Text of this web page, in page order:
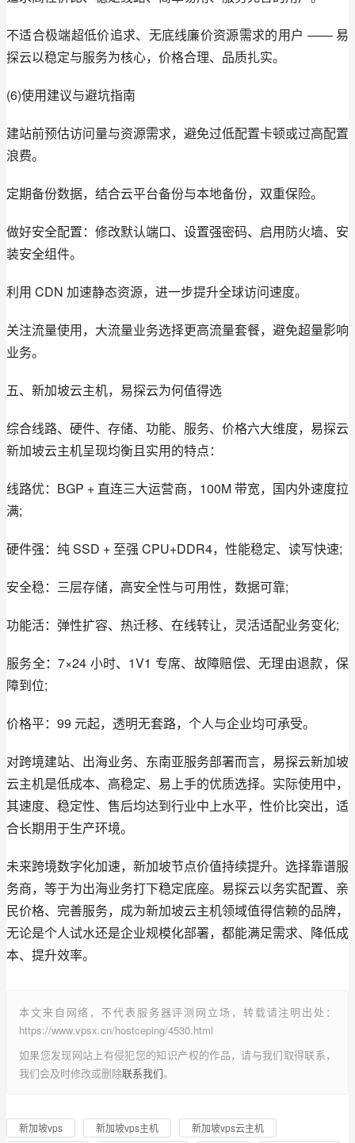
不适合极端超低价追求、无底线廉价资源需求的用户 —— 易
探云以稳定与服务为核心，价格合理、品质扎实。
(6)使用建议与避坑指南
建站前预估访问量与资源需求，避免过低配置卡顿或过高配置
浪费。
定期备份数据，结合云平台备份与本地备份，双重保险。
做好安全配置：修改默认端口、设置强密码、启用防火墙、安
装安全组件。
利用 CDN 加速静态资源，进一步提升全球访问速度。
关注流量使用，大流量业务选择更高流量套餐，避免超量影响
业务。
五、新加坡云主机，易探云为何值得选
综合线路、硬件、存储、功能、服务、价格六大维度，易探云
新加坡云主机呈现均衡且实用的特点：
线路优：BGP + 直连三大运营商，100M 带宽，国内外速度拉
满;
硬件强：纯 SSD + 至强 CPU+DDR4，性能稳定、读写快速;
安全稳：三层存储，高安全性与可用性，数据可靠;
功能活：弹性扩容、热迁移、在线转让，灵活适配业务变化;
服务全：7×24 小时、1V1 专席、故障赔偿、无理由退款，保
障到位;
价格平：99 元起，透明无套路，个人与企业均可承受。
对跨境建站、出海业务、东南亚服务部署而言，易探云新加坡
云主机是低成本、高稳定、易上手的优质选择。实际使用中，
其速度、稳定性、售后均达到行业中上水平，性价比突出，适
合长期用于生产环境。
未来跨境数字化加速，新加坡节点价值持续提升。选择靠谱服
务商，等于为出海业务打下稳定底座。易探云以务实配置、亲
民价格、完善服务，成为新加坡云主机领域值得信赖的品牌，
无论是个人试水还是企业规模化部署，都能满足需求、降低成
本、提升效率。
本文来自网络，不代表服务器评测网立场，转载请注明出处：
https://www.vpsx.cn/hostceping/4530.html
如果您发现网站上有侵犯您的知识产权的作品，请与我们取得联系，
我们会及时修改或删除联系我们。
新加坡vps 新加坡vps主机
新加坡vps云主机